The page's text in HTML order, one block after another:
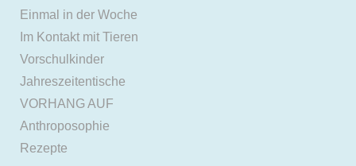
Einmal in der Woche
Im Kontakt mit Tieren
Vorschulkinder
Jahreszeitentische
VORHANG AUF
Anthroposophie
Rezepte